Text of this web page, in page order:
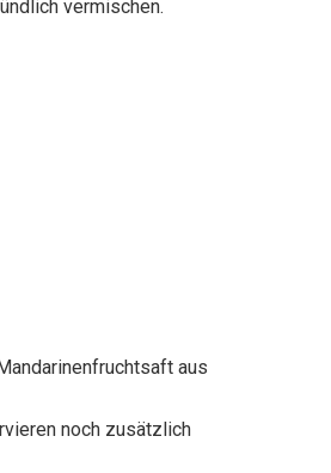
vermischen.
aus
noch zusätzlich